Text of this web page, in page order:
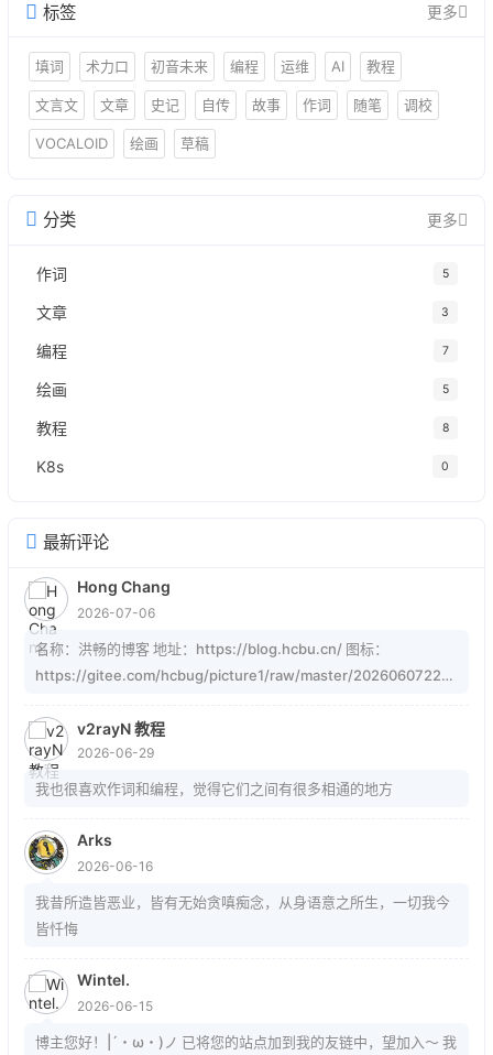
标签 更多
填词 术力口 初音未来 编程 运维 AI 教程
文言文 文章 史记 自传 故事 作词 随笔 调校
VOCALOID 绘画 草稿
分类 更多
作词 5
文章 3
编程 7
绘画 5
教程 8
K8s 0
最新评论
Hong Chang
2026-07-06
名称：洪畅的博客 地址：https://blog.hcbu.cn/ 图标：
https://gitee.com/hcbug/picture1/raw/master/20260607223
https://blog.hcbu.cn/atom.xml
v2rayN 教程
2026-06-29
我也很喜欢作词和编程，觉得它们之间有很多相通的地方
Arks
2026-06-16
我昔所造皆恶业，皆有无始贪嗔痴念，从身语意之所生，一切我今
皆忏悔
Wintel.
2026-06-15
博主您好！|´・ω・)ノ 已将您的站点加到我的友链中，望加入～ 我